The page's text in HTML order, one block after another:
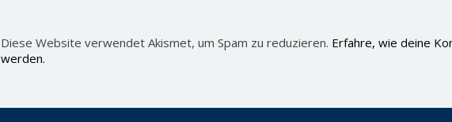
Diese Website verwendet Akismet, um Spam zu reduzieren. Erfahre, wie deine
werden.